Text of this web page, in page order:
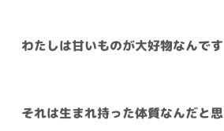
わたしは甘いものが大好物なんです
それは生まれ持った体質なんだと思